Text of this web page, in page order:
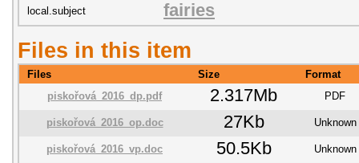
local.subject fairies
Files in this item
Files Size
Format
piskořová_2016_dp.pdf
2.317Mb PDF
piskořová_2016_op.doc 27Kb Unknown
piskořová_2016_vp.doc 50.5Kb Unknown